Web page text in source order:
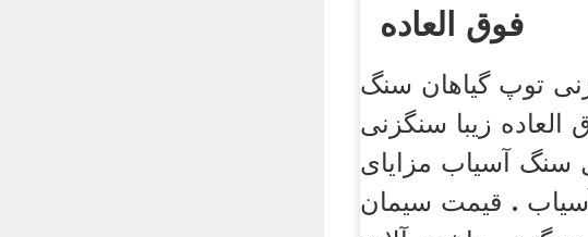
فوق العاده
توپ گیاهان سنگ
زیبا سنگزنی
سنگ آسیاب مزایای
. قیمت سیمان